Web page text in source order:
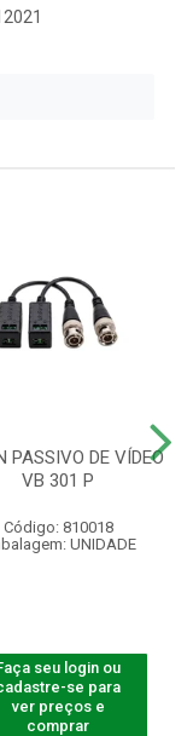
PASSIVO DE VÍDEO
VB 301 P
Código: 810018
UNIDADE
seu login ou
se para
ver preços e
comprar